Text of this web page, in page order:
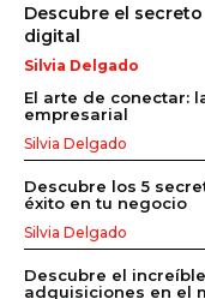
Descubre el
digital
Silvia Delgado
El arte de conectar:
empresarial
Silvia Delgado
Descubre los 5
éxito en tu negocio
Silvia Delgado
Descubre el
adquisiciones en el